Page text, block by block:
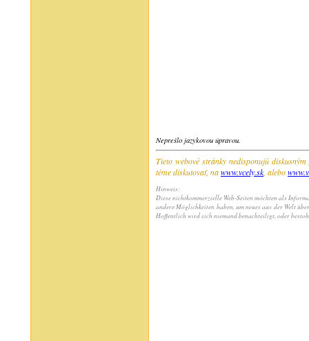
Neprešlo jazykovou úpravou.
Tieto webové stránky nedisponujú
téme diskutovať, nawww.vcely.sk, alebo
Hinweis:
Diese nichtkommerzielle Web-Seiten möchten als
andere Möglichkeiten haben, um neues aus der Welt
Hoffentlich wird sich niemand benachteiligt, oder